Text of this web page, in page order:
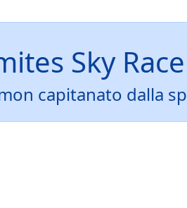
Sky Race
capitanato dalla